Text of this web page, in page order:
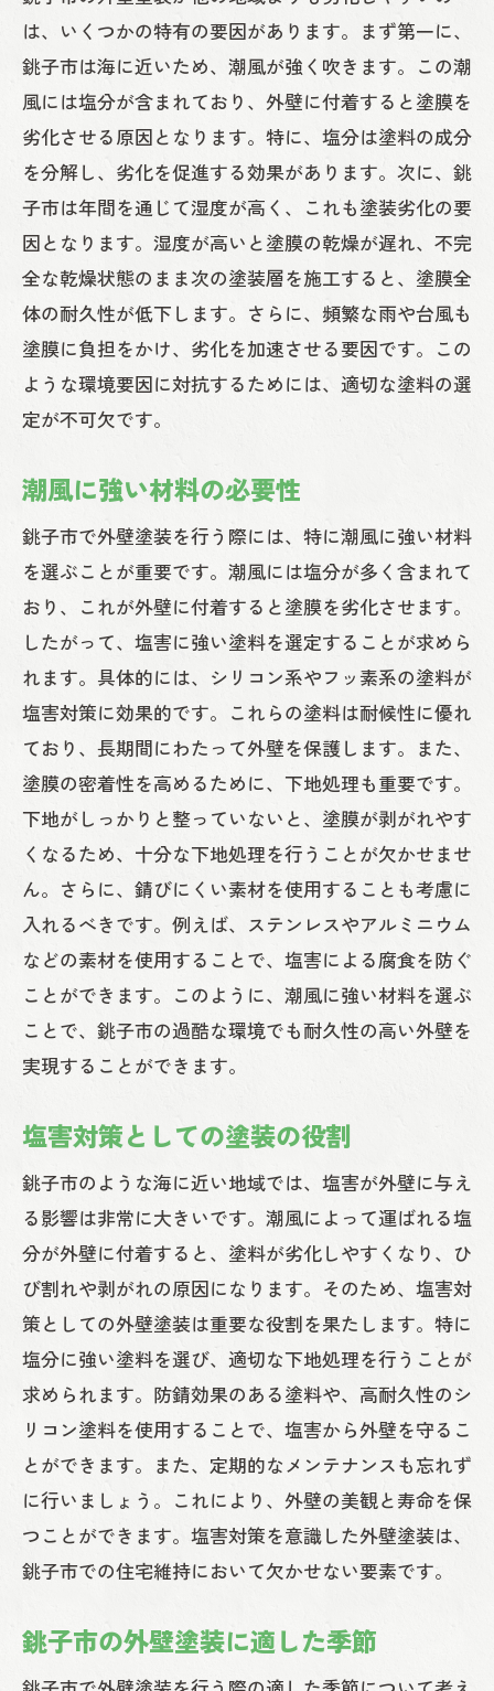
近隣住民への配慮と通知
必要な許可と申請手続き
天候を考慮したスケジュール立案
外壁塗装の施工中に気をつけるべきポイント
施工中の確認ポイント
工事の進捗管理
品質チェックの重要性
安全対策と作業員の管理
天候の変化への対応
トラブル発生時の対処方法
外壁塗装のアフターメンテナンスが重要な理
定期点検とその頻度
メンテナンス方法の具体例
塗装の劣化サインと対策
長持ちさせるための日常ケア
保証期間とアフターサービス
トラブル時の対応手順
銚子市で外壁塗装をする際のコストを抑える
コツ
予算設定と見積もりの取り方
高品質とコストのバランス
経済的な塗料選び
DIYとプロ施工の比較
季節やタイミングを考慮したコスト削減
補助金や助成金の活用
は、いくつかの特有の要因があります。まず第一に、
銚子市は海に近いため、潮風が強く吹きます。この潮
風には塩分が含まれており、外壁に付着すると塗膜を
劣化させる原因となります。特に、塩分は塗料の成分
を分解し、劣化を促進する効果があります。次に、銚
子市は年間を通じて湿度が高く、これも塗装劣化の要
因となります。湿度が高いと塗膜の乾燥が遅れ、不完
全な乾燥状態のまま次の塗装層を施工すると、塗膜全
体の耐久性が低下します。さらに、頻繁な雨や台風も
塗膜に負担をかけ、劣化を加速させる要因です。この
ような環境要因に対抗するためには、適切な塗料の選
定が不可欠です。
潮風に強い材料の必要性
銚子市で外壁塗装を行う際には、特に潮風に強い材料
を選ぶことが重要です。潮風には塩分が多く含まれて
おり、これが外壁に付着すると塗膜を劣化させます。
したがって、塩害に強い塗料を選定することが求めら
れます。具体的には、シリコン系やフッ素系の塗料が
塩害対策に効果的です。これらの塗料は耐候性に優れ
ており、長期間にわたって外壁を保護します。また、
塗膜の密着性を高めるために、下地処理も重要です。
下地がしっかりと整っていないと、塗膜が剥がれやす
くなるため、十分な下地処理を行うことが欠かせませ
ん。さらに、錆びにくい素材を使用することも考慮に
入れるべきです。例えば、ステンレスやアルミニウム
などの素材を使用することで、塩害による腐食を防ぐ
ことができます。このように、潮風に強い材料を選ぶ
ことで、銚子市の過酷な環境でも耐久性の高い外壁を
実現することができます。
塩害対策としての塗装の役割
銚子市のような海に近い地域では、塩害が外壁に与え
る影響は非常に大きいです。潮風によって運ばれる塩
分が外壁に付着すると、塗料が劣化しやすくなり、ひ
び割れや剥がれの原因になります。そのため、塩害対
策としての外壁塗装は重要な役割を果たします。特に
塩分に強い塗料を選び、適切な下地処理を行うことが
求められます。防錆効果のある塗料や、高耐久性のシ
リコン塗料を使用することで、塩害から外壁を守るこ
とができます。また、定期的なメンテナンスも忘れず
に行いましょう。これにより、外壁の美観と寿命を保
つことができます。塩害対策を意識した外壁塗装は、
銚子市での住宅維持において欠かせない要素です。
銚子市の外壁塗装に適した季節